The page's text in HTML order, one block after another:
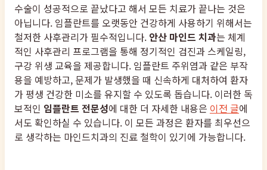
수술이 성공적으로 끝났다고 해서 모든 치료가 끝나는 것은
아닙니다. 임플란트를 오랫동안 건강하게 사용하기 위해서는
철저한 사후관리가 필수적입니다. 안산 마인드 치과는 체계
적인 사후관리 프로그램을 통해 정기적인 검진과 스케일링,
구강 위생 교육을 제공합니다. 임플란트 주위염과 같은 부작
용을 예방하고, 문제가 발생했을 때 신속하게 대처하여 환자
가 평생 건강한 미소를 유지할 수 있도록 돕습니다. 이러한 독
보적인 임플란트 전문성에 대한 더 자세한 내용은 이전 글에
서도 확인하실 수 있습니다. 이 모든 과정은 환자를 최우선으
로 생각하는 마인드치과의 진료 철학이 있기에 가능합니다.